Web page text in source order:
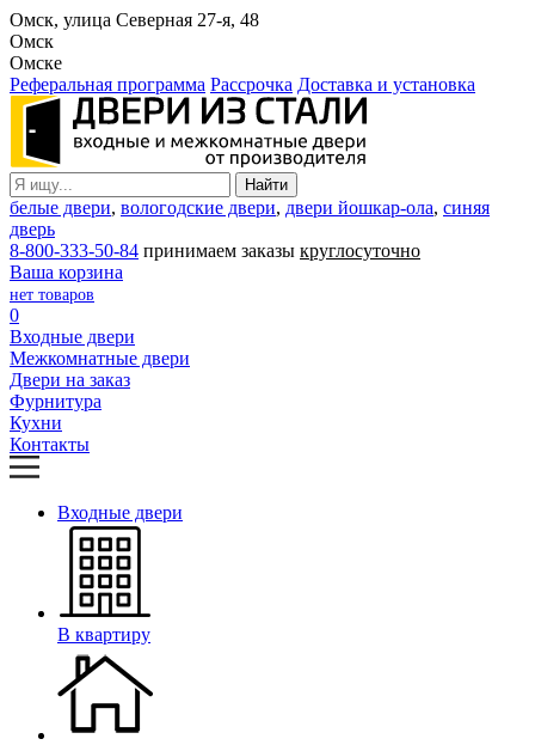
Омск, улица Северная 27-я, 48
Омск
Омске
Реферальная программа Рассрочка Доставка и установка
белые двери, вологодские двери, двери йошкар-ола, синяя
дверь
8-800-333-50-84 принимаем заказы круглосуточно
Ваша корзина
нет товаров
0
Входные двери
Межкомнатные двери
Двери на заказ
Фурнитура
Кухни
Контакты
Входные двери
В квартиру